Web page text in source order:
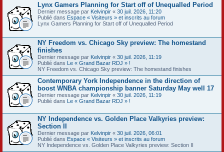
Lynx Gamers Planning for Start off of Unequalled Period
Dernier message par Kelvinpir « 30 juil. 2026, 11:20
Publié dans Espace « Visiteurs » et inscrits au forum
Lynx Gamers Planning for Start off of Unequalled Period
NY Freedom vs. Chicago Sky preview: The homestand
finishes
Dernier message par Kelvinpir « 30 juil. 2026, 11:19
Publié dans Le « Grand Bazar RDJ » !
NY Freedom vs. Chicago Sky preview: The homestand finishes
Contemporary York Independence in the direction of
boost WNBA championship banner Saturday May well 17
Dernier message par Kelvinpir « 30 juil. 2026, 11:19
Publié dans Le « Grand Bazar RDJ » !
NY Independence vs. Golden Place Valkyries preview:
Section II
Dernier message par Kelvinpir « 30 juil. 2026, 06:01
Publié dans Espace « Visiteurs » et inscrits au forum
NY Independence vs. Golden Place Valkyries preview: Section II